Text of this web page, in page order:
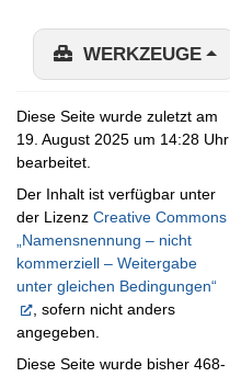
WERKZEUGE
Diese Seite wurde zuletzt am
19. August 2025 um 14:28 Uhr
bearbeitet.
Der Inhalt ist verfügbar unter
der Lizenz Creative Commons
„Namensnennung – nicht
kommerziell – Weitergabe
unter gleichen Bedingungen“
, sofern nicht anders
angegeben.
Diese Seite wurde bisher 468-